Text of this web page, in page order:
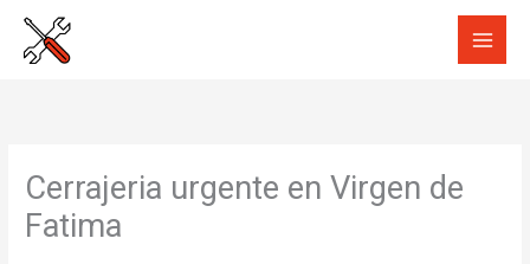
Cerrajeria urgente en Virgen de
Fatima